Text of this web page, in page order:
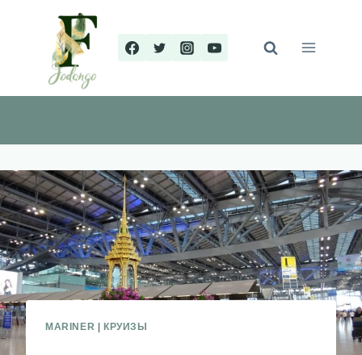
содержимому
MARINER КРУИЗЫ